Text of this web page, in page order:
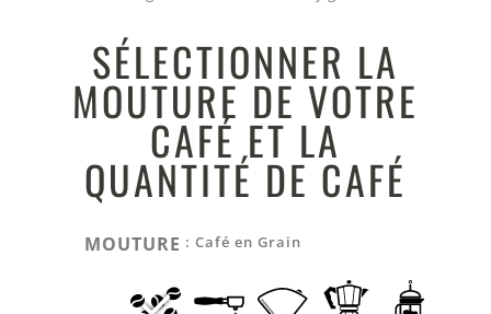
SÉLECTIONNER LA
MOUTURE DE VOTRE
CAFÉ ET LA
QUANTITÉ DE CAFÉ
MOUTURE : Café en Grain